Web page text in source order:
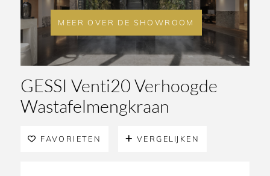
MEER OVER DE SHOWROOM
GESSI Venti20 Verhoogde
Wastafelmengkraan
FAVORIETEN VERGELIJKEN